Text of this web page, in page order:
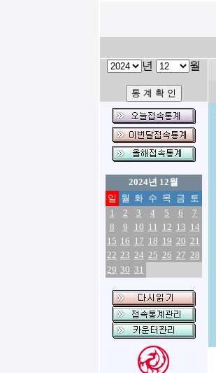
년 월
2024년 12월
일 월 화 수 목 금 토
1
2 3 4 5 6
7
8
9 10 11 12 13 14
15 16 17 18 19 20 21
22 23 24 25 26 27 28
29 30 31